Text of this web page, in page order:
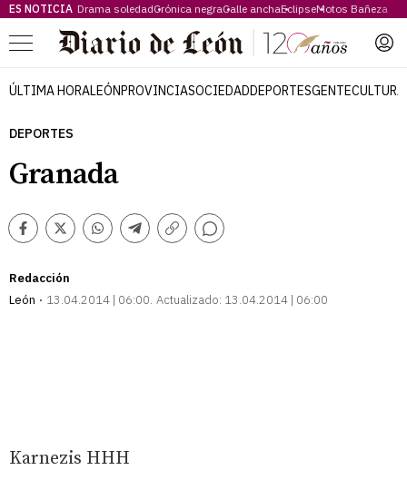
ES NOTICIA Drama soledadCrónica negraCalle anchaEclipseMotos Bañeza
Menú
ÚLTIMA HORALEÓNPROVINCIASOCIEDADDEPORTESGENTECULTURA
DEPORTES
Granada
Facebook
TwitterWhatsappTelegram
Copiar
Comentarios
Redacción
León
13.04.2014 | 06:00 Actualizado: 13.04.2014 | 06:00
Karnezis HHH